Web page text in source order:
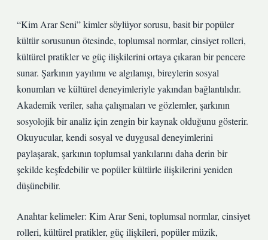
“Kim Arar Seni” kimler söylüyor sorusu, basit bir popüler
kültür sorusunun ötesinde, toplumsal normlar, cinsiyet rolleri,
kültürel pratikler ve güç ilişkilerini ortaya çıkaran bir pencere
sunar. Şarkının yayılımı ve algılanışı, bireylerin sosyal
konumları ve kültürel deneyimleriyle yakından bağlantılıdır.
Akademik veriler, saha çalışmaları ve gözlemler, şarkının
sosyolojik bir analiz için zengin bir kaynak olduğunu gösterir.
Okuyucular, kendi sosyal ve duygusal deneyimlerini
paylaşarak, şarkının toplumsal yankılarını daha derin bir
şekilde keşfedebilir ve popüler kültürle ilişkilerini yeniden
düşünebilir.
Anahtar kelimeler: Kim Arar Seni, toplumsal normlar, cinsiyet
rolleri, kültürel pratikler, güç ilişkileri, popüler müzik,